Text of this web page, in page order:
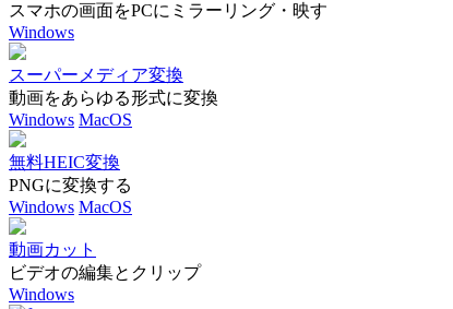
スマホの画面をPCにミラーリング・映す
Windows
スーパーメディア変換
動画をあらゆる形式に変換
Windows MacOS
無料HEIC変換
PNGに変換する
Windows MacOS
動画カット
ビデオの編集とクリップ
Windows